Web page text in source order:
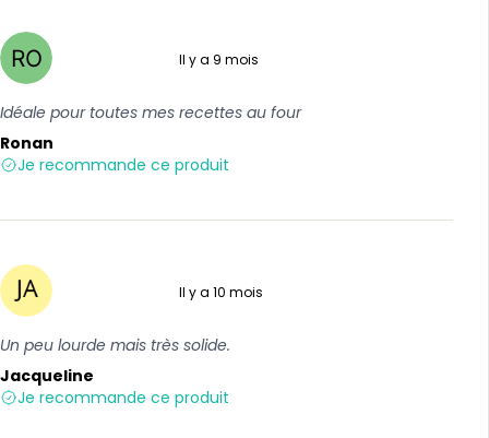
Il y a 9 mois
Idéale pour toutes mes recettes au four
Ronan
Je recommande ce produit
Il y a 10 mois
Un peu lourde mais très solide.
Jacqueline
Je recommande ce produit